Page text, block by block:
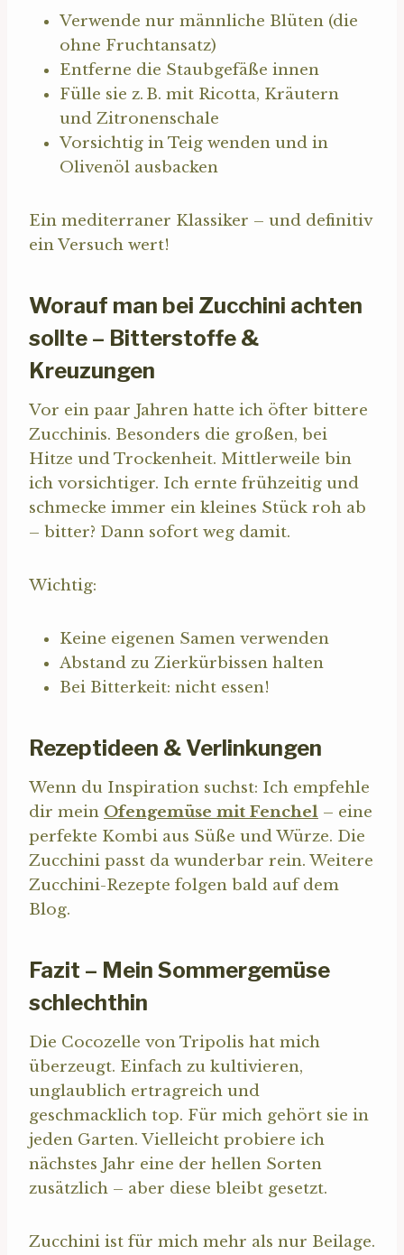
Verwende nur männliche Blüten (die
ohne Fruchtansatz)
Entferne die Staubgefäße innen
Fülle sie z. B. mit Ricotta, Kräutern
und Zitronenschale
Vorsichtig in Teig wenden und in
Olivenöl ausbacken
Ein mediterraner Klassiker – und definitiv
ein Versuch wert!
Worauf man bei Zucchini achten
sollte – Bitterstoffe &
Kreuzungen
Vor ein paar Jahren hatte ich öfter bittere
Zucchinis. Besonders die großen, bei
Hitze und Trockenheit. Mittlerweile bin
ich vorsichtiger. Ich ernte frühzeitig und
schmecke immer ein kleines Stück roh ab
– bitter? Dann sofort weg damit.
Wichtig:
Keine eigenen Samen verwenden
Abstand zu Zierkürbissen halten
Bei Bitterkeit: nicht essen!
Rezeptideen & Verlinkungen
Wenn du Inspiration suchst: Ich empfehle
dir mein Ofengemüse mit Fenchel – eine
perfekte Kombi aus Süße und Würze. Die
Zucchini passt da wunderbar rein. Weitere
Zucchini-Rezepte folgen bald auf dem
Blog.
Fazit – Mein Sommergemüse
schlechthin
Die Cocozelle von Tripolis hat mich
überzeugt. Einfach zu kultivieren,
unglaublich ertragreich und
geschmacklich top. Für mich gehört sie in
jeden Garten. Vielleicht probiere ich
nächstes Jahr eine der hellen Sorten
zusätzlich – aber diese bleibt gesetzt.
Zucchini ist für mich mehr als nur Beilage.